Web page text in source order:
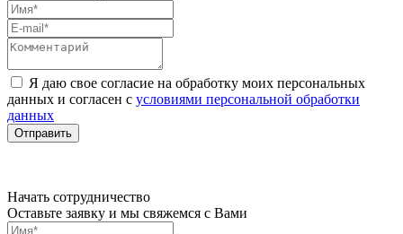
Я даю свое согласие на обработку моих персональных
данных и согласен с условиями персональной обработки
данных
Отправить
Начать сотрудничество
Оставьте заявку и мы свяжемся с Вами